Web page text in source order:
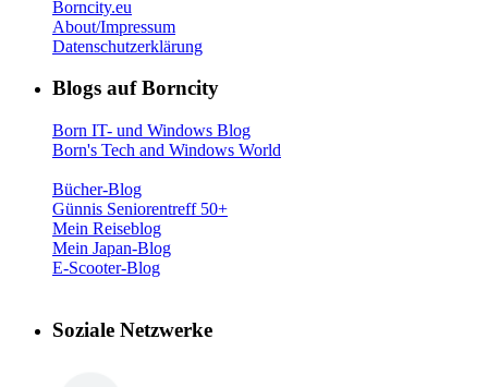
Borncity.eu
About/Impressum
Datenschutzerklärung
Blogs auf Borncity
Born IT- und Windows Blog
Born's Tech and Windows World
Bücher-Blog
Günnis Seniorentreff 50+
Mein Reiseblog
Mein Japan-Blog
E-Scooter-Blog
Soziale Netzwerke